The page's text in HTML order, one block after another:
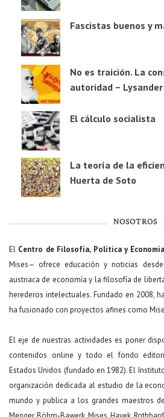
Fascistas buenos y
No es traición. La
autoridad –
El cálculo socialista
La teoría de la
Huerta de Soto
NOSOTROS
El Centro de Filosofía, Política y
Mises— ofrece educación y noticias
austriaca de economía y la filosofía de
herederos intelectuales. Fundado en 2008,
ha fusionado con proyectos afines como
El eje de nuestras actividades es poner
contenidos online y todo el fondo
Estados Unidos (fundado en 1982). El
organización dedicada al estudio de la
mundo y publica a los grandes maestros